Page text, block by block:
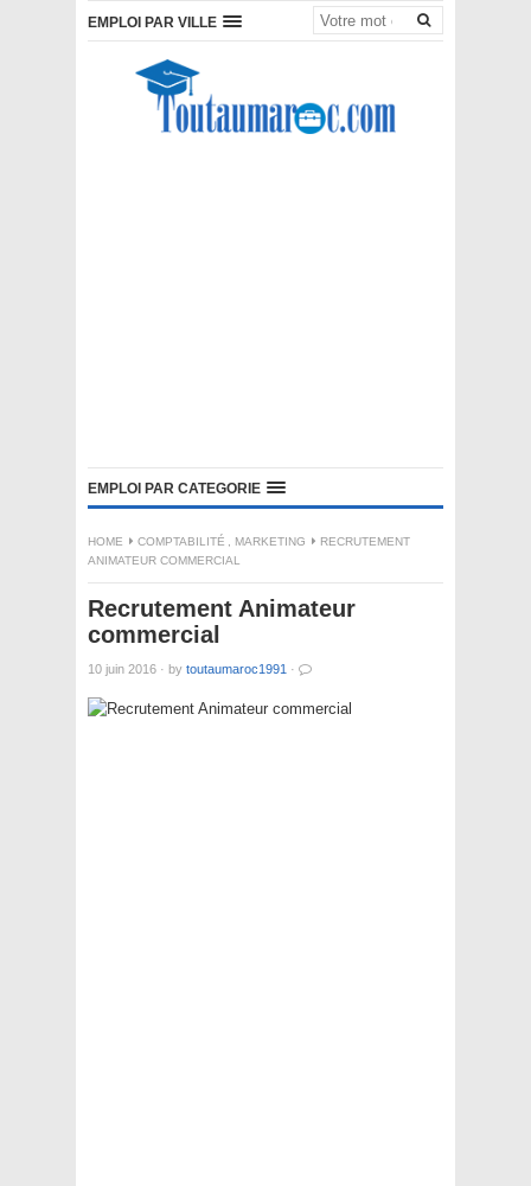
EMPLOI PAR VILLE
EMPLOI PAR CATEGORIE
HOME COMPTABILITÉ , MARKETING
RECRUTEMENT
ANIMATEUR COMMERCIAL
Recrutement Animateur
commercial
10 juin 2016 · by toutaumaroc1991 ·